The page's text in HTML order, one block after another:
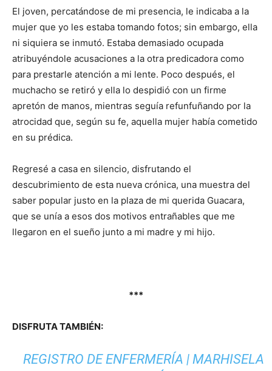
El joven, percatándose de mi presencia, le indicaba a la
mujer que yo les estaba tomando fotos; sin embargo, ella
ni siquiera se inmutó. Estaba demasiado ocupada
atribuyéndole acusaciones a la otra predicadora como
para prestarle atención a mi lente. Poco después, el
muchacho se retiró y ella lo despidió con un firme
apretón de manos, mientras seguía refunfuñando por la
atrocidad que, según su fe, aquella mujer había cometido
en su prédica.
Regresé a casa en silencio, disfrutando el
descubrimiento de esta nueva crónica, una muestra del
saber popular justo en la plaza de mi querida Guacara,
que se unía a esos dos motivos entrañables que me
llegaron en el sueño junto a mi madre y mi hijo.
***
DISFRUTA TAMBIÉN:
REGISTRO DE ENFERMERÍA | MARHISELA